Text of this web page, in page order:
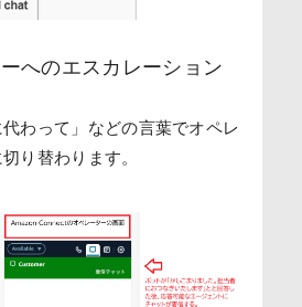
へのエスカレーション
代わって」などの言葉でオペレ
り替わります。